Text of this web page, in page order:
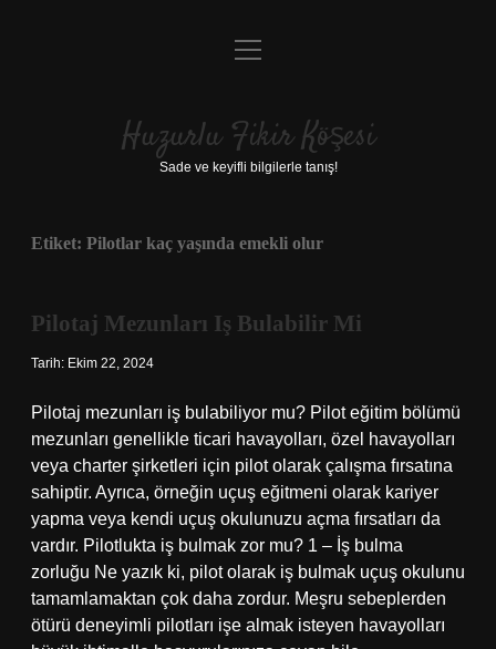
Anasayfa
Yasal Uyarı
menüyü
Huzurlu Fikir Köşesi
Sade ve keyifli bilgilerle tanış!
Etiket: Pilotlar kaç yaşında emekli olur
Pilotaj Mezunları Iş Bulabilir Mi
Tarih: Ekim 22, 2024
Pilotaj mezunları iş bulabiliyor mu? Pilot eğitim bölümü
mezunları genellikle ticari havayolları, özel havayolları
veya charter şirketleri için pilot olarak çalışma fırsatına
sahiptir. Ayrıca, örneğin uçuş eğitmeni olarak kariyer
yapma veya kendi uçuş okulunuzu açma fırsatları da
vardır. Pilotlukta iş bulmak zor mu? 1 – İş bulma
zorluğu Ne yazık ki, pilot olarak iş bulmak uçuş okulunu
tamamlamaktan çok daha zordur. Meşru sebeplerden
ötürü deneyimli pilotları işe almak isteyen havayolları